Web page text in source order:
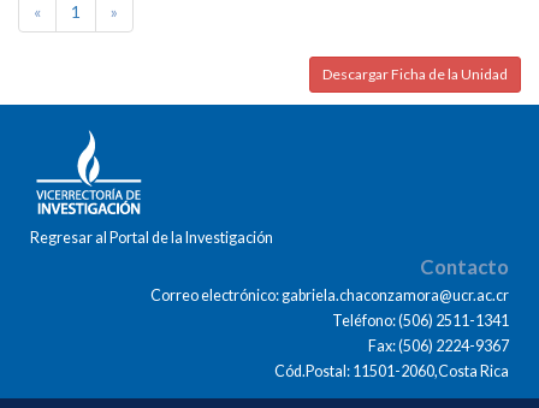
« 1 »
Descargar Ficha de la Unidad
Regresar al Portal de la Investigación
Contacto
Correo electrónico: gabriela.chaconzamora@ucr.ac.cr
Teléfono: (506) 2511-1341
Fax: (506) 2224-9367
Cód.Postal: 11501-2060,Costa Rica